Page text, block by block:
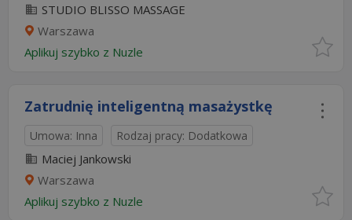
STUDIO BLISSO MASSAGE
Warszawa
Aplikuj szybko z Nuzle
Zatrudnię inteligentną masażystkę
Umowa: Inna Rodzaj pracy: Dodatkowa
Maciej Jankowski
Warszawa
Aplikuj szybko z Nuzle